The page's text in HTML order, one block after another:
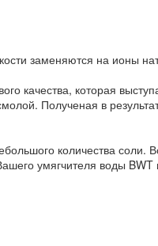
заменяются на ионы
качества, которая
Полученая в
количества соли.
умягчителя воды BWT